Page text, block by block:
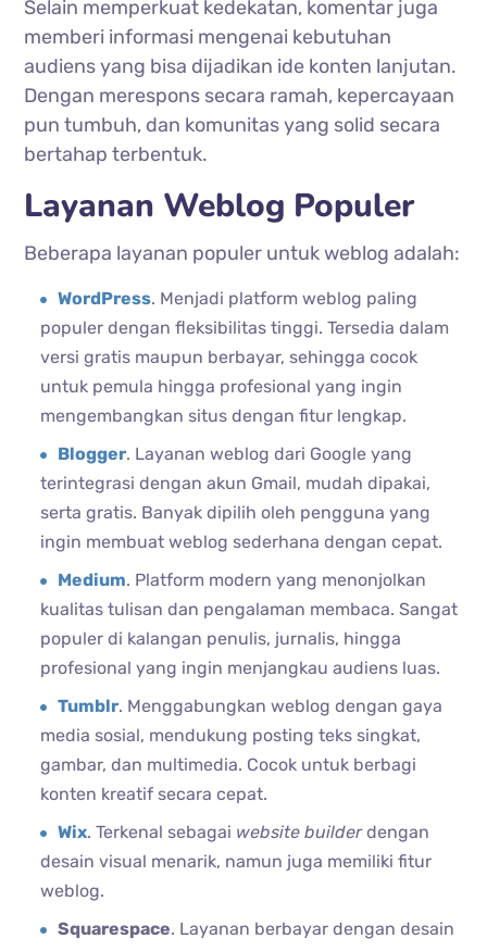
Selain memperkuat kedekatan, komentar juga
memberi informasi mengenai kebutuhan
audiens yang bisa dijadikan ide konten lanjutan.
Dengan merespons secara ramah, kepercayaan
pun tumbuh, dan komunitas yang solid secara
bertahap terbentuk.
Layanan Weblog Populer
Beberapa layanan populer untuk weblog adalah:
WordPress. Menjadi platform weblog paling
populer dengan fleksibilitas tinggi. Tersedia dalam
versi gratis maupun berbayar, sehingga cocok
untuk pemula hingga profesional yang ingin
mengembangkan situs dengan fitur lengkap.
Blogger. Layanan weblog dari Google yang
terintegrasi dengan akun Gmail, mudah dipakai,
serta gratis. Banyak dipilih oleh pengguna yang
ingin membuat weblog sederhana dengan cepat.
Medium. Platform modern yang menonjolkan
kualitas tulisan dan pengalaman membaca. Sangat
populer di kalangan penulis, jurnalis, hingga
profesional yang ingin menjangkau audiens luas.
Tumblr. Menggabungkan weblog dengan gaya
media sosial, mendukung posting teks singkat,
gambar, dan multimedia. Cocok untuk berbagi
konten kreatif secara cepat.
Wix. Terkenal sebagai website builderdengan
desain visual menarik, namun juga memiliki fitur
weblog.
Squarespace. Layanan berbayar dengan desain